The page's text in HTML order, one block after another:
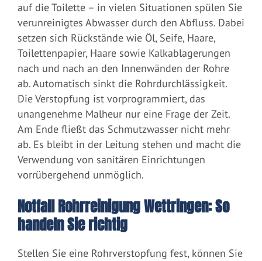
auf die Toilette – in vielen Situationen spülen Sie
verunreinigtes Abwasser durch den Abfluss. Dabei
setzen sich Rückstände wie Öl, Seife, Haare,
Toilettenpapier, Haare sowie Kalkablagerungen
nach und nach an den Innenwänden der Rohre
ab. Automatisch sinkt die Rohrdurchlässigkeit.
Die Verstopfung ist vorprogrammiert, das
unangenehme Malheur nur eine Frage der Zeit.
Am Ende fließt das Schmutzwasser nicht mehr
ab. Es bleibt in der Leitung stehen und macht die
Verwendung von sanitären Einrichtungen
vorrübergehend unmöglich.
Notfall Rohrreinigung Wettringen: So
handeln Sie richtig
Stellen Sie eine Rohrverstopfung fest, können Sie